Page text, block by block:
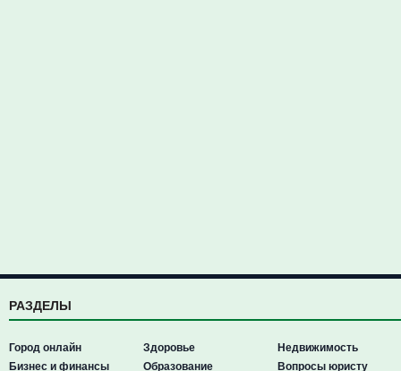
РАЗДЕЛЫ
Город онлайн
Бизнес и финансы
Здоровье
Образование
Недвижимость
Вопросы юристу